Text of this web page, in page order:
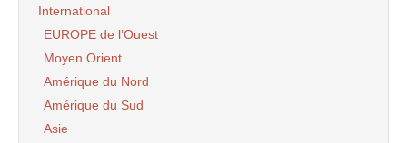
International
EUROPE de l’Ouest
Moyen Orient
Amérique du Nord
Amérique du Sud
Asie